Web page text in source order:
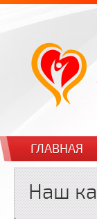
ГЛАВНАЯ
Наш